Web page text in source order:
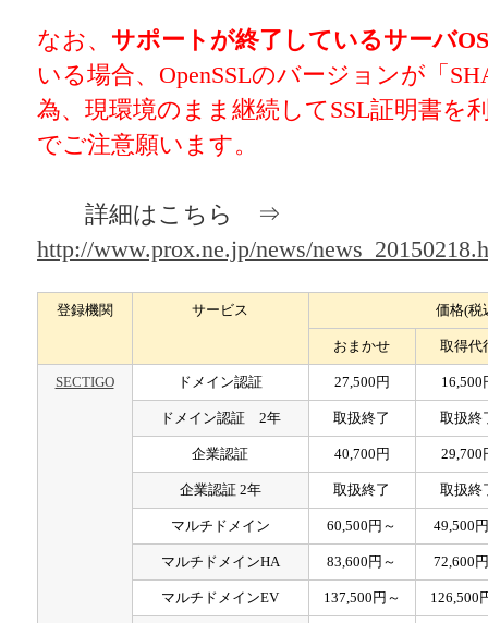
なお、 サポートが終了しているサーバOS
いる場合、OpenSSLのバージョンが「
為、現環境のまま継続してSSL証明書を
でご注意願います。
詳細はこちら ⇒
http://www.prox.ne.jp/news/
登録機関 サービス 価格(税
おまかせ 取得代
SECTIGO ドメイン認証 27,500円 16,500
ドメイン認証 2年 取扱終了 取扱終
企業認証 40,700円 29,700
企業認証 2年 取扱終了 取扱終
マルチドメイン 60,500円～ 49,500
マルチドメインHA 83,600円～ 72,600
マルチドメインEV 137,500円～ 126,500